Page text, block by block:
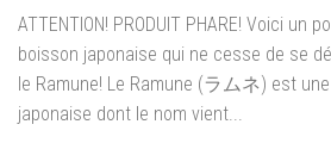
ATTENTION! PRODUIT PHARE! Voici un
boisson japonaise qui ne cesse de se
le Ramune! Le Ramune (ラムネ) est
japonaise dont le nom vient...